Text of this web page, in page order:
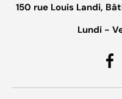
150 rue Louis Landi,
Lundi -